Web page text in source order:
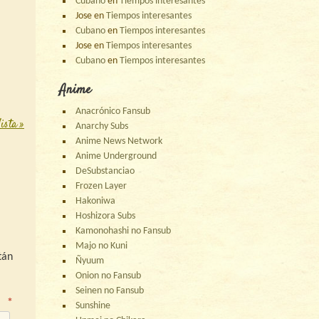
de
»
*
Jose enTiempos interesantes
Cubano enTiempos interesantes
Jose enTiempos interesantes
Cubano enTiempos interesantes
Anime
Anacrónico Fansub
Anarchy Subs
Anime News Network
Anime Underground
DeSubstanciao
Frozen Layer
Hakoniwa
Hoshizora Subs
Kamonohashi no Fansub
Majo no Kuni
Ñyuum
Onion no Fansub
Seinen no Fansub
Sunshine